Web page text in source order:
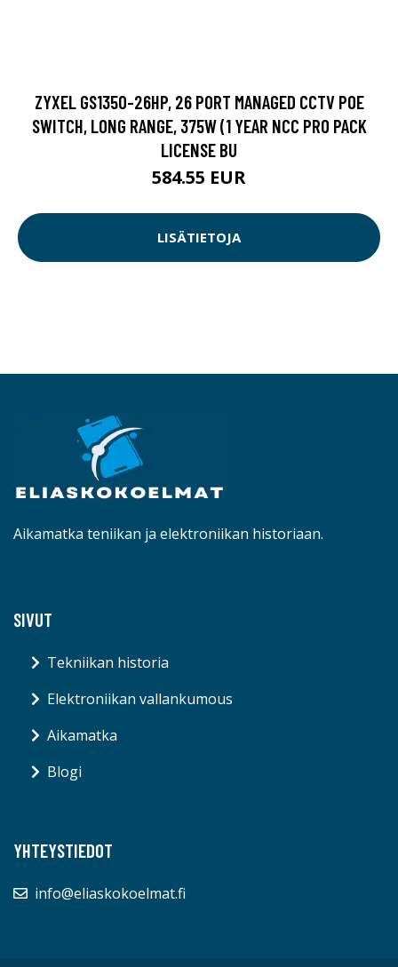
ZYXEL GS1350-26HP, 26 PORT MANAGED CCTV POE
SWITCH, LONG RANGE, 375W (1 YEAR NCC PRO PACK
LICENSE BU
584.55 EUR
LISÄTIETOJA
Aikamatka teniikan ja elektroniikan historiaan.
SIVUT
Tekniikan historia
Elektroniikan vallankumous
Aikamatka
Blogi
YHTEYSTIEDOT
info@eliaskokoelmat.fi